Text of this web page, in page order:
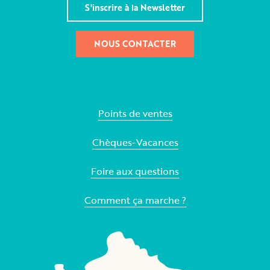
S'inscrire à la Newsletter
NOUS CONTACTER
Points de ventes
Chèques-Vacances
Foire aux questions
Comment ça marche ?